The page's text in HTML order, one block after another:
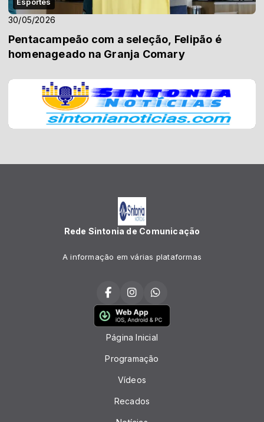
30/05/2026
Pentacampeão com a seleção, Felipão é
homenageado na Granja Comary
Rede Sintonia de Comunicação
A informação em várias plataformas
Página Inicial
Programação
Vídeos
Recados